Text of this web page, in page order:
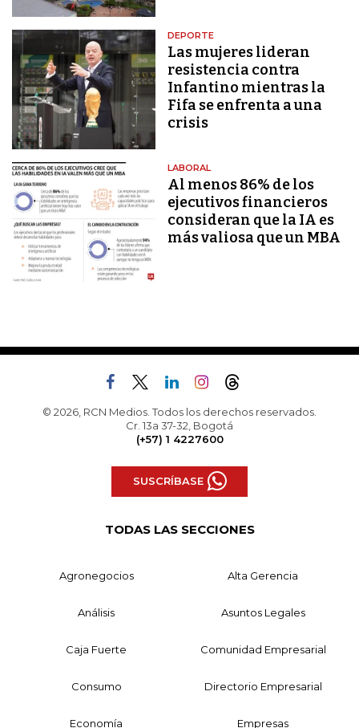
DEPORTE
Las mujeres lideran
resistencia contra
Infantino mientras la
Fifa se enfrenta a una
crisis
LABORAL
Al menos 86% de los
ejecutivos financieros
consideran que la IA es
más valiosa que un MBA
© 2026, RCN Medios. Todos los derechos reservados.
Cr. 13a 37-32, Bogotá
(+57) 1 4227600
SUSCRÍBASE
TODAS LAS SECCIONES
Agronegocios Alta Gerencia
Análisis Asuntos Legales
Caja Fuerte Comunidad Empresarial
Consumo Directorio Empresarial
Economía Empresas